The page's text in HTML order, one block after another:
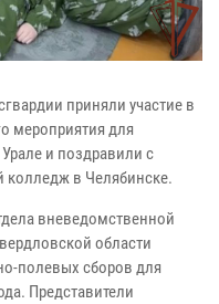
приняли участие в
мероприятия для
и поздравили с
в Челябинске.
вневедомственной
области
полевых сборов для
Представители